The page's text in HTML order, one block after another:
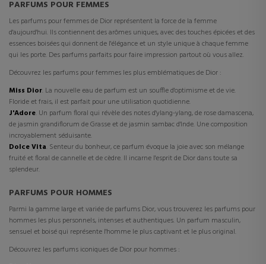
PARFUMS POUR FEMMES
Les parfums pour femmes de Dior représentent la force de la femme
d'aujourd'hui. Ils contiennent des arômes uniques, avec des touches épicées et des
essences boisées qui donnent de l'élégance et un style unique à chaque femme
qui les porte. Des parfums parfaits pour faire impression partout où vous allez.
Découvrez les parfums pour femmes les plus emblématiques de Dior :
Miss Dior. La nouvelle eau de parfum est un souffle d'optimisme et de vie.
Floride et frais, il est parfait pour une utilisation quotidienne.
J'Adore. Un parfum floral qui révèle des notes d'ylang-ylang, de rose damascena,
de jasmin grandiflorum de Grasse et de jasmin sambac d'Inde. Une composition
incroyablement séduisante.
Dolce Vita. Senteur du bonheur, ce parfum évoque la joie avec son mélange
fruité et floral de cannelle et de cèdre. Il incarne l'esprit de Dior dans toute sa
splendeur.
PARFUMS POUR HOMMES
Parmi la gamme large et variée de parfums Dior, vous trouverez les parfums pour
hommes les plus personnels, intenses et authentiques. Un parfum masculin,
sensuel et boisé qui représente l'homme le plus captivant et le plus original.
Découvrez les parfums iconiques de Dior pour hommes :